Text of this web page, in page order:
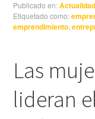
Publicado en:Actualidad
Etiquetado como:
emprendimiento ,
Las
lideran